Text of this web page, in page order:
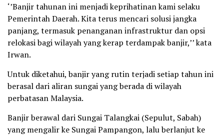
‘’Banjir tahunan ini menjadi keprihatinan kami selaku
Pemerintah Daerah. Kita terus mencari solusi jangka
panjang, termasuk penanganan infrastruktur dan opsi
relokasi bagi wilayah yang kerap terdampak banjir,’’ kata
Irwan.
Untuk diketahui, banjir yang rutin terjadi setiap tahun ini
berasal dari aliran sungai yang berada di wilayah
perbatasan Malaysia.
Banjir berawal dari Sungai Talangkai (Sepulut, Sabah)
yang mengalir ke Sungai Pampangon, lalu berlanjut ke